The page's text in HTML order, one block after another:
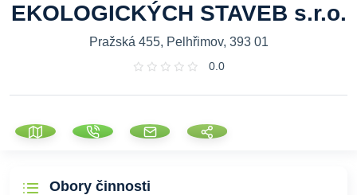
EKOLOGICKÝCH STAVEB s.r.o.
Pražská 455, Pelhřimov, 393 01
0.0
Obory činnosti